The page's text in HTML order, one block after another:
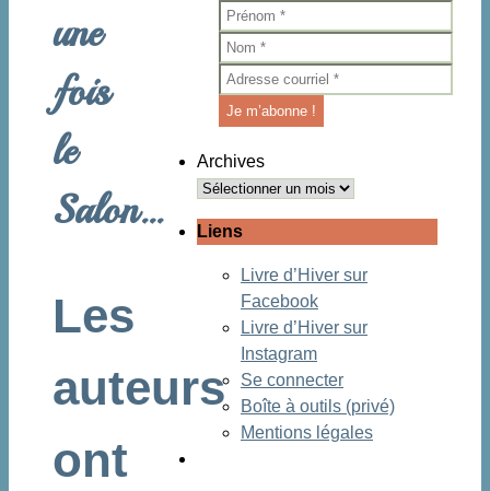
une
fois
le
Salon…
Les
auteurs
ont
Archives
Liens
Livre d’Hiver sur
Facebook
Livre d’Hiver sur
Instagram
Se connecter
Boîte à outils (privé)
Mentions légales